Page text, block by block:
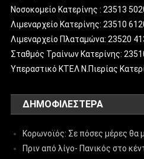
Νοσοκομείο Κατερίνης : 23513
Λιμεναρχείο Κατερίνης: 23510
Λιμεναρχείο Πλαταμώνα: 23520
Σταθμός Τραίνων Κατερίνης:
Υπεραστικό ΚΤΕΛ Ν.Πιερίας
ΔΗΜΟΦΙΛΈΣΤΕΡΑ
Κορωνοϊός: Σε πόσες μέρες θα
Πριν από λίγο- Πανικός στο